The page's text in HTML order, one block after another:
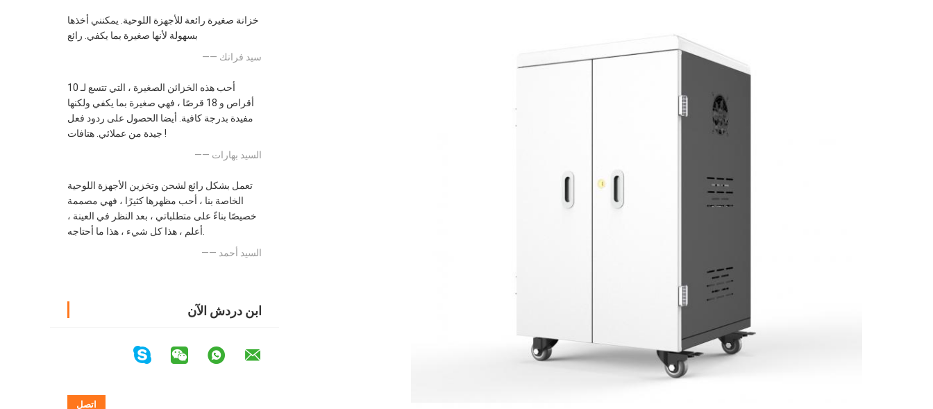
خزانة صغيرة رائعة للأجهزة اللوحية. يمكنني أخذها
بسهولة لأنها صغيرة بما يكفي. رائع
—— سيد فرانك
أحب هذه الخزائن الصغيرة ، التي تتسع لـ 10
أقراص و 18 قرصًا ، فهي صغيرة بما يكفي ولكنها
مفيدة بدرجة كافية. أيضا الحصول على ردود فعل
جيدة من عملائي. هتافات !
—— السيد بهارات
تعمل بشكل رائع لشحن وتخزين الأجهزة اللوحية
الخاصة بنا ، أحب مظهرها كثيرًا ، فهي مصممة
خصيصًا بناءً على متطلباتي ، بعد النظر في العينة ،
أعلم ، هذا كل شيء ، هذا ما أحتاجه.
—— السيد أحمد
ابن دردش الآن